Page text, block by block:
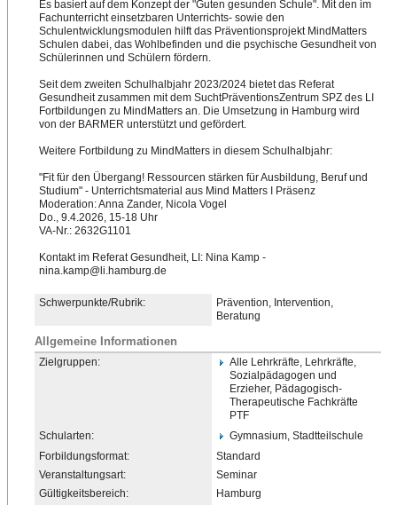
Es basiert auf dem Konzept der "Guten gesunden Schule". Mit den im
Fachunterricht einsetzbaren Unterrichts- sowie den
Schulentwicklungsmodulen hilft das Präventionsprojekt MindMatters
Schulen dabei, das Wohlbefinden und die psychische Gesundheit von
Schülerinnen und Schülern fördern.
Seit dem zweiten Schulhalbjahr 2023/2024 bietet das Referat
Gesundheit zusammen mit dem SuchtPräventionsZentrum SPZ des LI
Fortbildungen zu MindMatters an. Die Umsetzung in Hamburg wird
von der BARMER unterstützt und gefördert.
Weitere Fortbildung zu MindMatters in diesem Schulhalbjahr:
"Fit für den Übergang! Ressourcen stärken für Ausbildung, Beruf und
Studium" - Unterrichtsmaterial aus Mind Matters I Präsenz
Moderation: Anna Zander, Nicola Vogel
Do., 9.4.2026, 15-18 Uhr
VA-Nr.: 2632G1101
Kontakt im Referat Gesundheit, LI: Nina Kamp -
nina.kamp@li.hamburg.de
Schwerpunkte/Rubrik:
Prävention, Intervention,
Beratung
Allgemeine Informationen
Zielgruppen:
Alle Lehrkräfte, Lehrkräfte,
Sozialpädagogen und
Erzieher, Pädagogisch-
Therapeutische ​ Fachkräfte
PTF
Schularten:
Gymnasium, Stadtteilschule
Forbildungsformat:
Standard
Veranstaltungsart:
Seminar
Gültigkeitsbereich:
Hamburg